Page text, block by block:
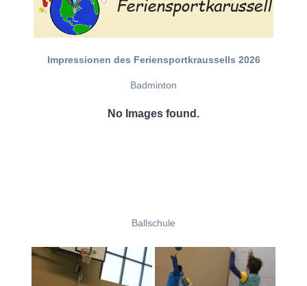
Impressionen des Feriensportkraussells 2026
Badminton
No Images found.
Ballschule